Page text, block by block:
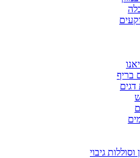
בריף
דגים
גיבוי